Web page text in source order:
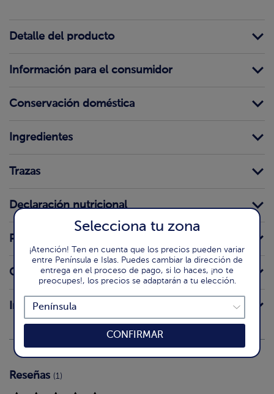
Detalle del producto
Información para el consumidor
Conservación doméstica
Ingredientes
Trazas
Declaración nutricional
Preparación
Origen
Intolerancias
Reseñas (1)
Selecciona tu zona
¡Atención! Ten en cuenta que los precios pueden variar
entre Península e Islas. Puedes cambiar la dirección de
entrega en el proceso de pago, si lo haces, ¡no te
preocupes!, los precios se adaptarán a tu elección.
CONFIRMAR